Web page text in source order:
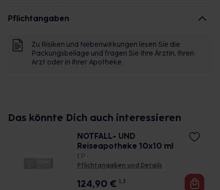
Pflichtangaben
Zu Risiken und Nebenwirkungen lesen Sie die
Packungsbeilage und fragen Sie Ihre Ärztin, Ihren
Arzt oder in Ihrer Apotheke.
Das könnte Dich auch interessieren
NOTFALL- UND
Reiseapotheke 10x10 ml
1 P •
Pflichtangaben und Details
124,90 € 1, 3